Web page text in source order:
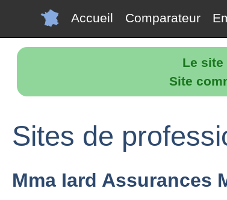
Le
Site
Accueil Comparateur
Sites de
Mma Iard Assurances